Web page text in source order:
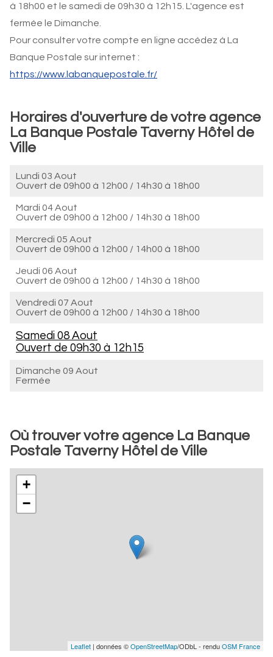
à 18h00 et le samedi de 09h30 à 12h15. L'agence est
fermée le Dimanche.
Pour consulter votre compte en ligne accédez à La
Banque Postale sur internet :
https://www.labanquepostale.fr/
Horaires d'ouverture de votre agence
La Banque Postale Taverny Hôtel de
Ville
Lundi 03 Aout
Ouvert de 09h00 à 12h00 / 14h30 à 18h00
Mardi 04 Aout
Ouvert de 09h00 à 12h00 / 14h30 à 18h00
Mercredi 05 Aout
Ouvert de 09h00 à 12h00 / 14h00 à 18h00
Jeudi 06 Aout
Ouvert de 09h00 à 12h00 / 14h30 à 18h00
Vendredi 07 Aout
Ouvert de 09h00 à 12h00 / 14h30 à 18h00
Samedi 08 Aout
Ouvert de 09h30 à 12h15
Dimanche 09 Aout
Fermée
Où trouver votre agence La Banque
Postale Taverny Hôtel de Ville
+
−
Leaflet | données ©OpenStreetMap/ODbL - renduOSM France